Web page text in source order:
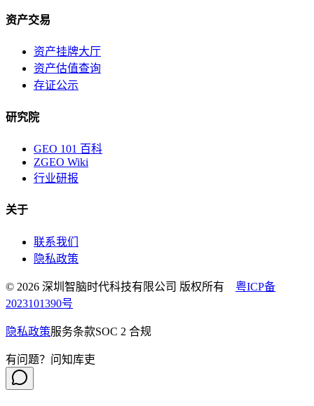
资产交易
资产挂牌大厅
资产估值查询
存证公示
研究院
GEO 101 百科
ZGEO Wiki
行业研报
关于
联系我们
隐私政策
© 2026 深圳智脑时代科技有限公司 版权所有 粤ICP备
2023101390号
隐私政策服务条款SOC 2 合规
有问题？问知库吏